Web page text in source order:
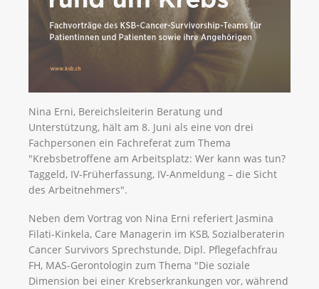
Nina Erni, Bereichsleiterin Beratung und
Unterstützung, hält am 8. Juni als eine von drei
Fachpersonen ein Fachreferat zum Thema
"Krebsbetroffene am Arbeitsplatz: Wer kann was tun?
Taggeld, IV-Früherfassung, IV-Anmeldung – die Sicht
des Arbeitnehmers".
Neben dem Vortrag von Nina Erni referiert Jasmina
Filati-Kinkela, Care Managerin im KSB, Sozialberaterin
Cancer Survivors Sprechstunde, Dipl. Pflegefachfrau
FH, MAS-Gerontologin zum Thema "Die soziale
Dimension bei einer Krebserkrankungen vor, während